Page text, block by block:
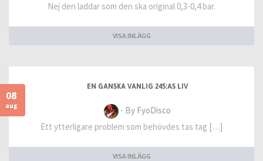
Nej den laddar som den ska original 0,3-0,4 bar.
VISA INLÄGG
08
aug
EN GANSKA VANLIG 245:AS LIV
- By FyoDisco
Ett ytterligare problem som behövdes tas tag […]
VISA INLÄGG